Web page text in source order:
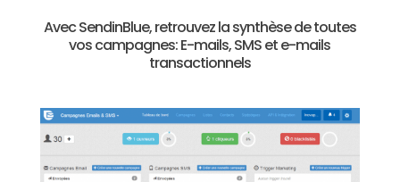
Avec SendinBlue, retrouvez la synthèse de toutes
vos campagnes: E-mails, SMS et e-mails
transactionnels